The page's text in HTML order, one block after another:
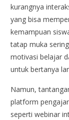
kurangnya
yang bisa
kemampuan
tatap muka
motivasi belajar
untuk bertanya
Namun,
platform
seperti webinar